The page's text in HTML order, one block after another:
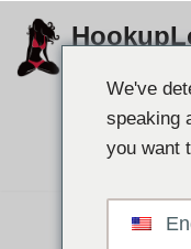
Siirry
We've
speaking
you want